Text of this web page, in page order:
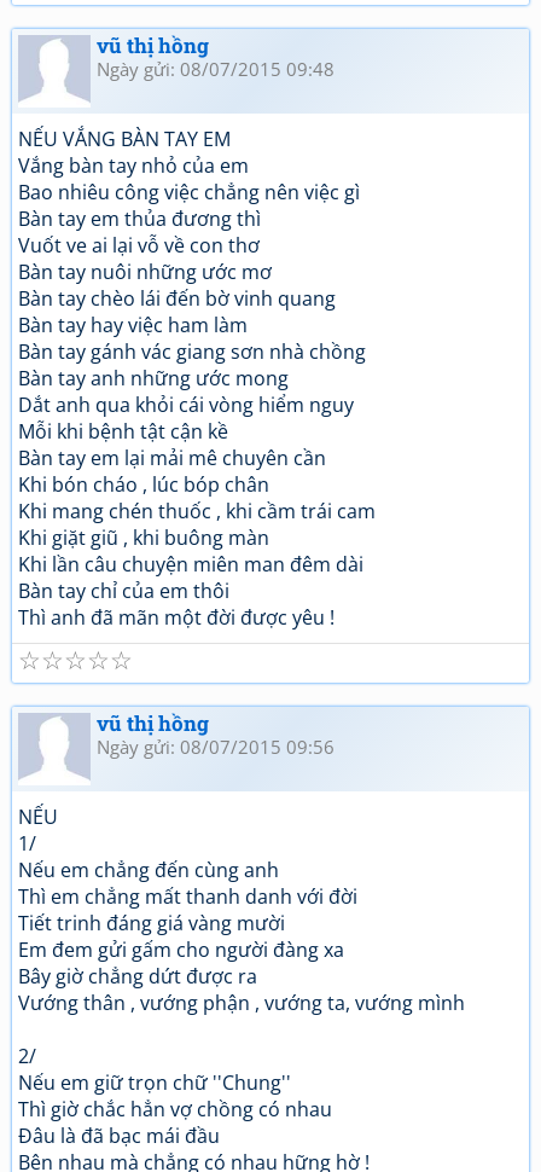
vũ thị hồng
Ngày gửi: 08/07/2015 09:48
NẾU VẮNG BÀN TAY EM
Vắng bàn tay nhỏ của em
Bao nhiêu công việc chẳng nên việc gì
Bàn tay em thủa đương thì
Vuốt ve ai lại vỗ về con thơ
Bàn tay nuôi những ước mơ
Bàn tay chèo lái đến bờ vinh quang
Bàn tay hay việc ham làm
Bàn tay gánh vác giang sơn nhà chồng
Bàn tay anh những ước mong
Dắt anh qua khỏi cái vòng hiểm nguy
Mỗi khi bệnh tật cận kề
Bàn tay em lại mải mê chuyên cần
Khi bón cháo , lúc bóp chân
Khi mang chén thuốc , khi cầm trái cam
Khi giặt giũ , khi buông màn
Khi lần câu chuyện miên man đêm dài
Bàn tay chỉ của em thôi
Thì anh đã mãn một đời được yêu !
☆
☆
☆
☆
☆
vũ thị hồng
Ngày gửi: 08/07/2015 09:56
NẾU
1/
Nếu em chẳng đến cùng anh
Thì em chẳng mất thanh danh với đời
Tiết trinh đáng giá vàng mười
Em đem gửi gấm cho người đàng xa
Bây giờ chẳng dứt được ra
Vướng thân , vướng phận , vướng ta, vướng mình
2/
Nếu em giữ trọn chữ ''Chung''
Thì giờ chắc hẳn vợ chồng có nhau
Đâu là đã bạc mái đầu
Bên nhau mà chẳng có nhau hững hờ !